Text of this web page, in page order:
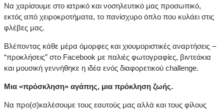
Να χαρίσουμε στο ιατρικό και νοσηλευτικό μας προσωπικό,
εκτός από χειροκροτήματα, το πανίσχυρο όπλο που κυλάει στις
φλέβες μας.
Βλέποντας κάθε μέρα όμορφες και χιουμοριστικές αναρτήσεις –
“προκλήσεις” στο Facebook με παλιές φωτογραφίες, βιντεάκια
και μουσική γεννήθηκε η ιδέα ενός διαφορετικού challenge.
Μια «πρόσκληση» αγάπης, μια πρόκληση ζωής.
Να προ(σ)καλέσουμε τους εαυτούς μας αλλά και τους φίλους